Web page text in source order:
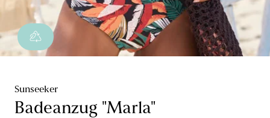
Sunseeker
Badeanzug "Marla"